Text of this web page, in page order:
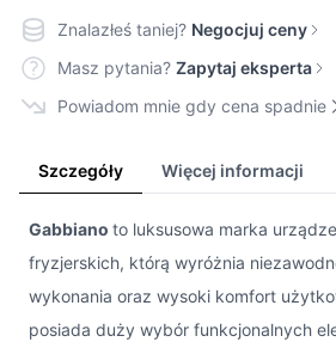
Znalazłeś taniej? Negocjuj ceny
Masz pytania? Zapytaj eksperta
Powiadom mnie gdy cena spadnie
Szczegóły Więcej informacji
Gabbiano to luksusowa marka
fryzjerskich, którą wyróżnia
wykonania oraz wysoki komfort
posiada duży wybór funkcjonalnych